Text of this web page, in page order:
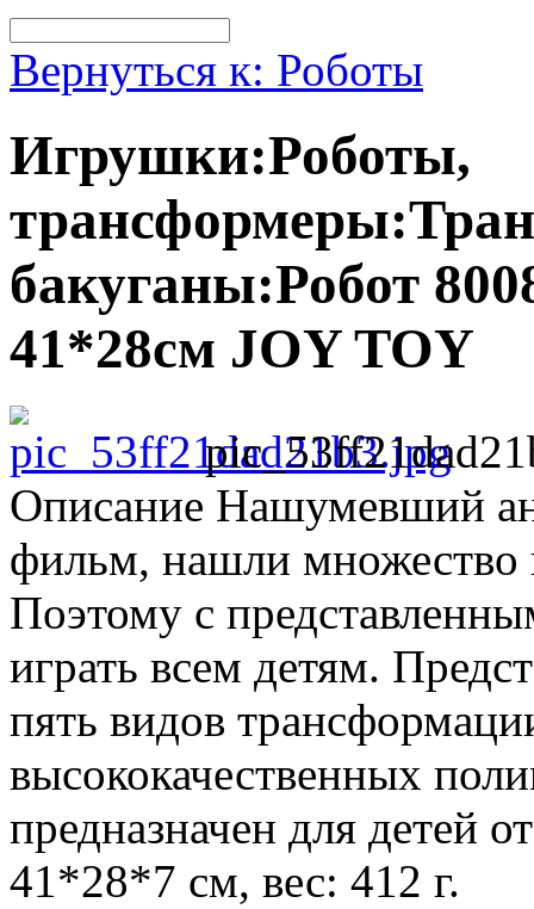
Вернуться к: Роботы
Игрушки:Роботы,
бакуганы:Робот
41*28см JOY TOY
Описание Нашумевший
фильм, нашли множество
Поэтому с
играть всем детям.
пять видов
высококачественных
предназначен для детей
41*28*7 см, вес: 412 г.